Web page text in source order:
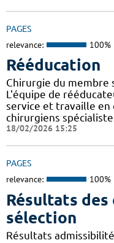
PAGES
relevance: 100%
Rééducation
Chirurgie du membre
L'équipe de
service et travaille
chirurgiens
18/02/2026 15:25
PAGES
relevance: 100%
Résultats des
sélection
Résultats